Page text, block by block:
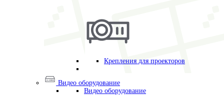
Крепления для проекторов
Видео оборудование
Видео оборудование